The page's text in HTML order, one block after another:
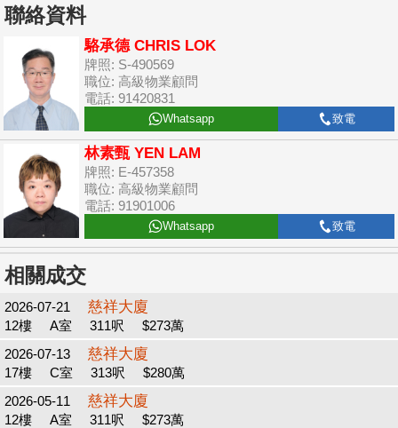
聯絡資料
駱承德 CHRIS LOK
牌照: S-490569
職位: 高級物業顧問
電話: 91420831
Whatsapp 致電
林素甄 YEN LAM
牌照: E-457358
職位: 高級物業顧問
電話: 91901006
Whatsapp 致電
相關成交
2026-07-21 慈祥大廈
12樓 A室 311呎
$273萬
2026-07-13
慈祥大廈
17樓 C室 313呎
$280萬
2026-05-11
慈祥大廈
12樓 A室 311呎
$273萬